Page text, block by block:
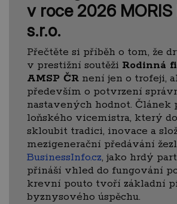
v roce 2026 MORIS
s.r.o.
Přečtěte si příběh o tom, že
v prestižní soutěži Rodinná
AMSP ČR není jen o trofeji,
především o potvrzení
nastavených hodnot. Článek
loňského vicemistra, který
skloubit tradici, inovace a
mezigenerační předávání
BusinessInfo.cz, jako hrdý
přináší vhled do fungování
krevní pouto tvoří základní
byznysového úspěchu.